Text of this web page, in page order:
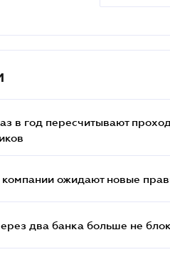
в год пересчитывают
ожидают новые
два банка больше не